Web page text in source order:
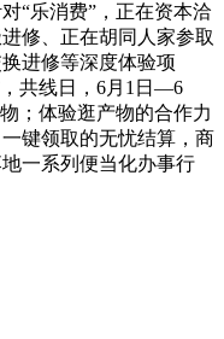
“乐消费”，正在资本洽
修、正在胡同人家参取
进修等深度体验项
共线日，6月1日—6
；体验逛产物的合作力
键领取的无忧结算，商
一系列便当化办事行